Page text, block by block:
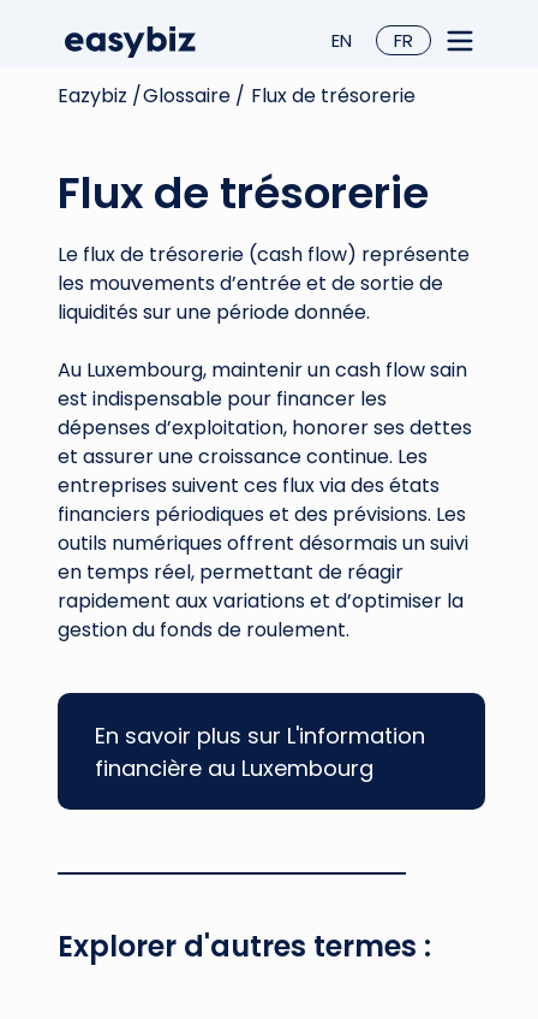
FR
EN
Glossaire / Flux de trésorerie
Eazybiz /
Le flux de trésorerie (cash flow) représente
les mouvements d’entrée et de sortie de
liquidités sur une période donnée.
Au Luxembourg, maintenir un cash flow sain
est indispensable pour financer les
dépenses d’exploitation, honorer ses dettes
et assurer une croissance continue. Les
entreprises suivent ces flux via des états
financiers périodiques et des prévisions. Les
outils numériques offrent désormais un suivi
en temps réel, permettant de réagir
rapidement aux variations et d’optimiser la
gestion du fonds de roulement.
Flux de trésorerie
En savoir plus sur L'information
financière au Luxembourg
Explorer d'autres termes :